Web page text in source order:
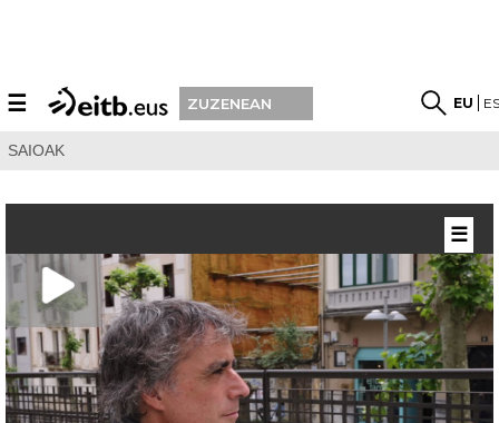
☰ ZUZENEAN EU
SAIOAK
☰